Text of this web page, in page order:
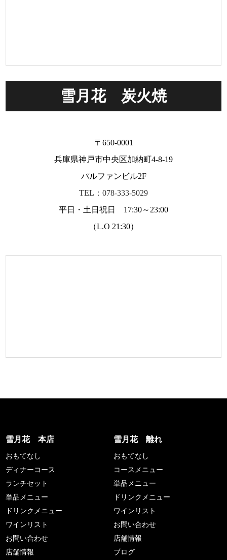
雪月花 炭火焼
〒650-0001
兵庫県神戸市中央区加納町4-8-19
パルファンビル2F
TEL：078-333-5029
平日・土日祝日 17:30～23:00
（L.O 21:30）
雪月花 本店
おもてなし
ディナーコース
ランチセット
単品メニュー
ドリンクメニュー
ワインリスト
お問い合わせ
店舗情報
雪月花 離れ
おもてなし
コースメニュー
単品メニュー
ドリンクメニュー
ワインリスト
お問い合わせ
店舗情報
ブログ